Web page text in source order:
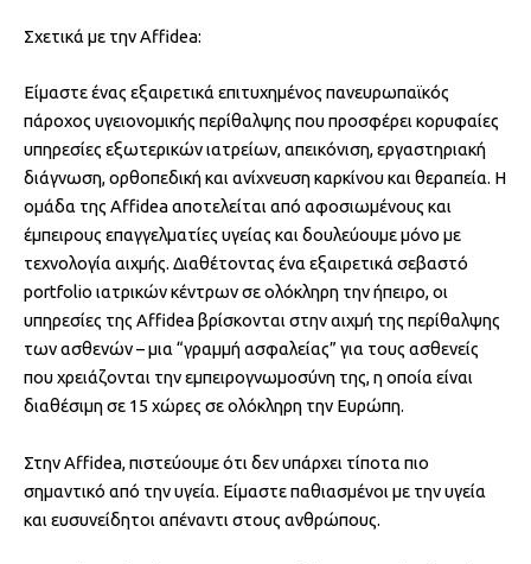
Σχετικά με την Affidea:
Είμαστε ένας εξαιρετικά επιτυχημένος πανευρωπαϊκός
πάροχος υγειονομικής περίθαλψης που προσφέρει κορυφαίες
υπηρεσίες εξωτερικών ιατρείων, απεικόνιση, εργαστηριακή
διάγνωση, ορθοπεδική και ανίχνευση καρκίνου και θεραπεία. Η
ομάδα της Affidea αποτελείται από αφοσιωμένους και
έμπειρους επαγγελματίες υγείας και δουλεύουμε μόνο με
τεχνολογία αιχμής. Διαθέτοντας ένα εξαιρετικά σεβαστό
portfolio ιατρικών κέντρων σε ολόκληρη την ήπειρο, οι
υπηρεσίες της Affidea βρίσκονται στην αιχμή της περίθαλψης
των ασθενών – μια “γραμμή ασφαλείας” για τους ασθενείς
που χρειάζονται την εμπειρογνωμοσύνη της, η οποία είναι
διαθέσιμη σε 15 χώρες σε ολόκληρη την Ευρώπη.
Στην Affidea, πιστεύουμε ότι δεν υπάρχει τίποτα πιο
σημαντικό από την υγεία. Είμαστε παθιασμένοι με την υγεία
και ευσυνείδητοι απέναντι στους ανθρώπους.